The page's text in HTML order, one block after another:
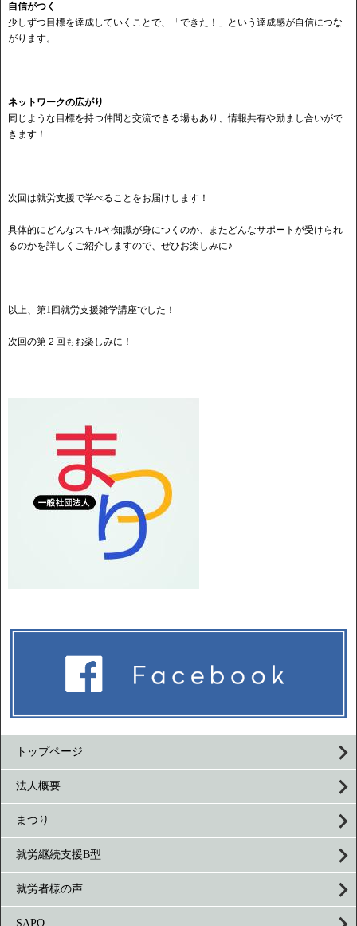
自信がつく
少しずつ目標を達成していくことで、「できた！」という達成感が自信につな
がります。
ネットワークの広がり
同じような目標を持つ仲間と交流できる場もあり、情報共有や励まし合いがで
きます！
次回は就労支援で学べることをお届けします！
具体的にどんなスキルや知識が身につくのか、またどんなサポートが受けられ
るのかを詳しくご紹介しますので、ぜひお楽しみに♪
以上、第1回就労支援雑学講座でした！
次回の第２回もお楽しみに！
トップページ
法人概要
まつり
就労継続支援B型
就労者様の声
SAPO